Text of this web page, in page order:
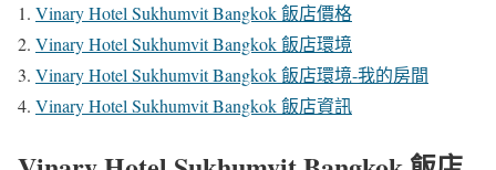
Vinary Hotel Sukhumvit Bangkok 飯店價格
Vinary Hotel Sukhumvit Bangkok 飯店環境
Vinary Hotel Sukhumvit Bangkok 飯店環境-我的房間
Vinary Hotel Sukhumvit Bangkok 飯店資訊